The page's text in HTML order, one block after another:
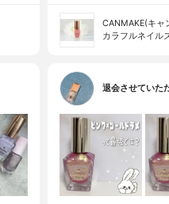
CANMAKE(キャ
カラフルネイル
退会させていた